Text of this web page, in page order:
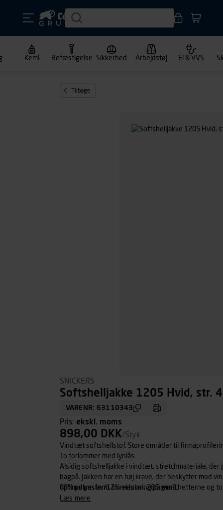
Kemi Befæstigelse Sikkerhed Arbejdstøj El & VVS
Tilbage
SNICKERS
Softshelljakke 1205 Hvid, str.
VARENR: 63110343
Pris: ekskl. moms
898,00 DKK/Styk
Vindtæt softshellstof. Store områder til
To forlommer med lynlås.
Alsidig softshelljakke i vindtæt, stretchmateriale, der
bagpå. Jakken har en høj krave, der beskytter mod
optimal pasform, burrelukning på manchetterne og
88% polyester/12% elastan, 285 g/m2.
læs mere